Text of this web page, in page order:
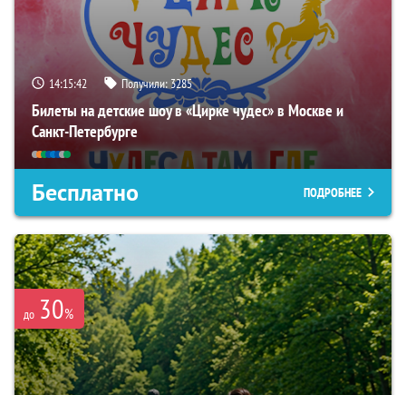
14:15:41 Получили: 3285
Билеты на детские шоу в «Цирке чудес» в Москве и
Санкт-Петербурге
Бесплатно ПОДРОБНЕЕ
до 30%